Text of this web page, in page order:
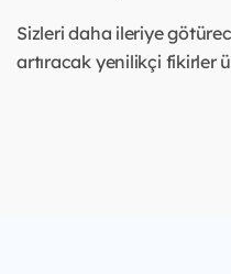
Sizleri daha ileriye
artıracak yenilikçi fikirler